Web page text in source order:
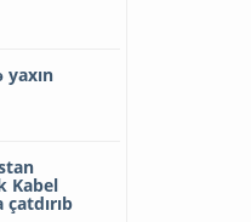
yaxın
Kabel